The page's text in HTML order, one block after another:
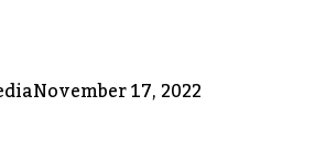
November 17, 2022